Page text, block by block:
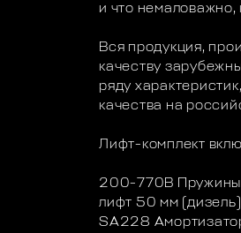
и что немаловажно,
Вся продукция,
качеству
ряду
качества на
Лифт-комплект
200-770B
лифт 50 мм (дизель)
SA228